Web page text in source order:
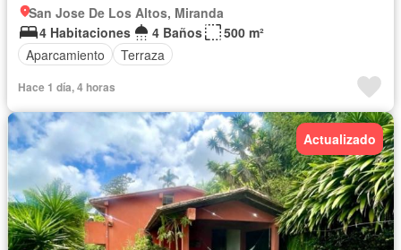
San Jose De Los Altos, Miranda
4 Habitaciones
4 Baños
500 m²
Aparcamiento
Terraza
Hace 1 día, 4 horas
Actualizado